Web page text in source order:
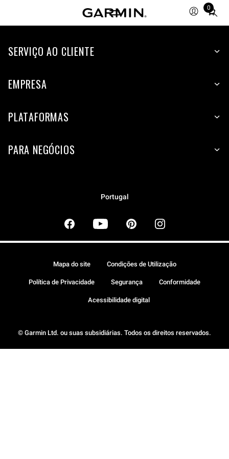
0
Total
items
cart:
SERVIÇO AO CLIENTE
EMPRESA
PLATAFORMAS
PARA NEGÓCIOS
Portugal
© Garmin Ltd. ou suas subsidiárias. Todos os direitos reservados.
Mapa do site Condições de Utilização
Política de Privacidade Segurança Conformidade
Acessibilidade digital